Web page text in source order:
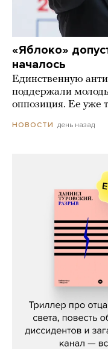
«Яблоко»
началось
Единственную
поддержали
оппозиция. Ее уже
НОВОСТИ день назад
Даниил